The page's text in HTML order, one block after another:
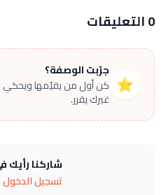
0 التعليقات
⭐
جرّبت الوصفة؟
كن أول من يقيّمها ويحكي
غيرك يقرر.
شاركنا رأيك
تسجيل الدخول